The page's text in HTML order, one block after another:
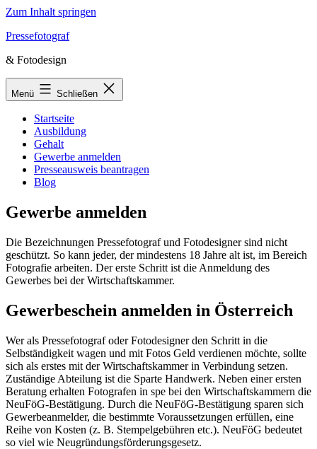
Zum Inhalt springen
Pressefotograf
& Fotodesign
Menü Schließen
Startseite
Ausbildung
Gehalt
Gewerbe anmelden
Presseausweis beantragen
Blog
Gewerbe anmelden
Die Bezeichnungen Pressefotograf und Fotodesigner sind nicht
geschützt. So kann jeder, der mindestens 18 Jahre alt ist, im Bereich
Fotografie arbeiten. Der erste Schritt ist die Anmeldung des
Gewerbes bei der Wirtschaftskammer.
Gewerbeschein anmelden in Österreich
Wer als Pressefotograf oder Fotodesigner den Schritt in die
Selbständigkeit wagen und mit Fotos Geld verdienen möchte, sollte
sich als erstes mit der Wirtschaftskammer in Verbindung setzen.
Zuständige Abteilung ist die Sparte Handwerk. Neben einer ersten
Beratung erhalten Fotografen in spe bei den Wirtschaftskammern die
NeuFöG-Bestätigung. Durch die NeuFöG-Bestätigung sparen sich
Gewerbeanmelder, die bestimmte Voraussetzungen erfüllen, eine
Reihe von Kosten (z. B. Stempelgebühren etc.). NeuFöG bedeutet
so viel wie Neugründungsförderungsgesetz.